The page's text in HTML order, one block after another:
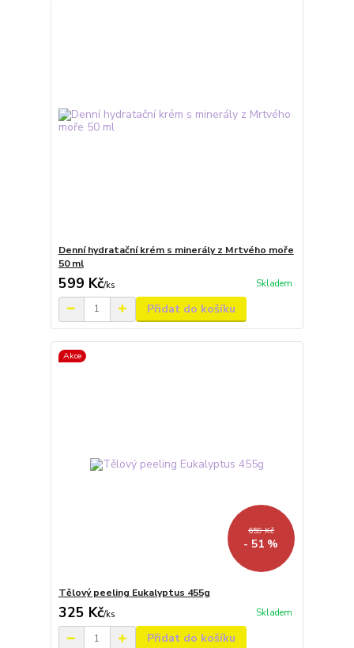
Denní hydratační krém s minerály z Mrtvého moře
50 ml
599 Kč/ks Skladem
Přidat do košíku
Akce
659 Kč
- 51 %
Tělový peeling Eukalyptus 455g
325 Kč/ks Skladem
Přidat do košíku